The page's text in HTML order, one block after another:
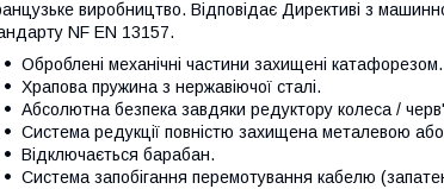
виробництво. Відповідає Директиві з
NF EN 13157.
Оброблені механічні частини захищені катафорезом.
Храпова пружина з нержавіючої сталі.
Абсолютна безпека завдяки редуктору колеса /
Система редукції повністю захищена металевою
Відключається барабан.
Система запобігання перемотування кабелю